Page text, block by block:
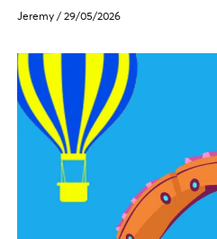
Jeremy / 29/05/2026